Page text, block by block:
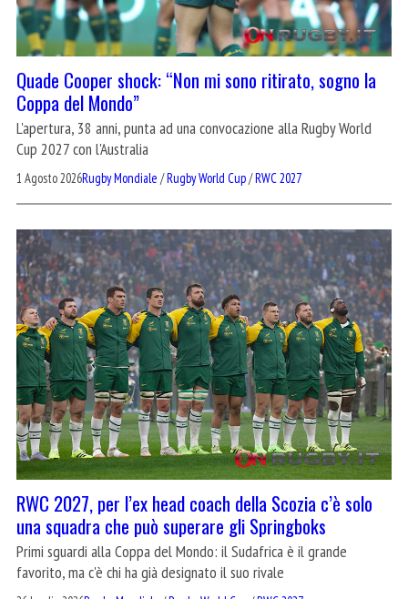
Quade Cooper shock: “Non mi sono ritirato, sogno la
Coppa del Mondo”
L'apertura, 38 anni, punta ad una convocazione alla Rugby World
Cup 2027 con l'Australia
1 Agosto 2026Rugby Mondiale /Rugby World Cup/RWC 2027
RWC 2027, per l’ex head coach della Scozia c’è solo
una squadra che può superare gli Springboks
Primi sguardi alla Coppa del Mondo: il Sudafrica è il grande
favorito, ma c'è chi ha già designato il suo rivale